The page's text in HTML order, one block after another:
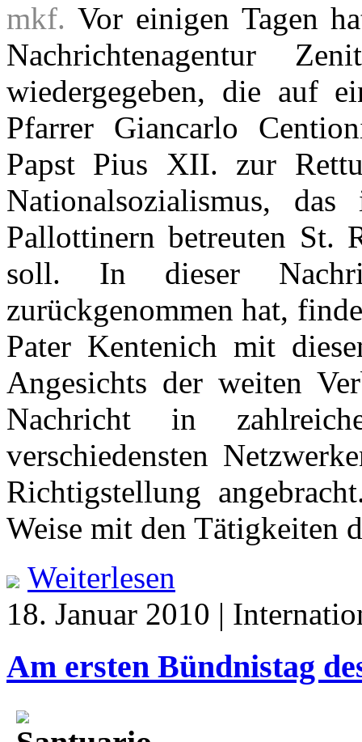
mkf. Vor einigen Tagen
Nachrichtenagentur
wiedergegeben, die auf
Pfarrer Giancarlo
Papst Pius XII. zur
Nationalsozialismus,
Pallottinern betreuten St.
soll. In dieser
zurückgenommen hat,
Pater Kentenich mit
Angesichts der weiten
Nachricht in
verschiedensten
Richtigstellung
Weise mit den Tätigkeiten
Weiterlesen
18. Januar 2010 |
Am ersten Bündnistag